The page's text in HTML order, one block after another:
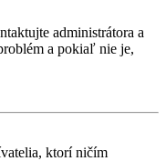
administrátora a
a pokiaľ nie je,
ktorí ničím